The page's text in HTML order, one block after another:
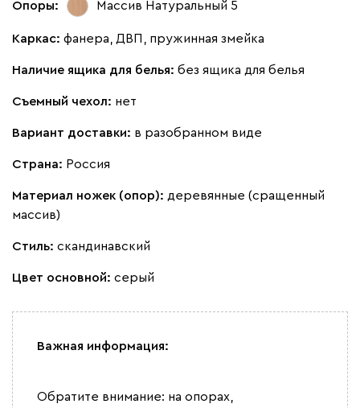
Винтер
Альтеа 1701
Бежевый Графит Молочный Серый
Дарте
Опоры: Массив Натуральный 5
Каркас: фанера, ДВП, пружинная змейка
Наличие ящика для белья: без ящика для белья
Съемный чехол: нет
Вариант доставки: в разобранном виде
Страна: Россия
Материал ножек (опор): деревянные (сращенный
массив)
Стиль: скандинавский
Цвет основной: серый
Важная информация:
Обратите внимание: на опорах,